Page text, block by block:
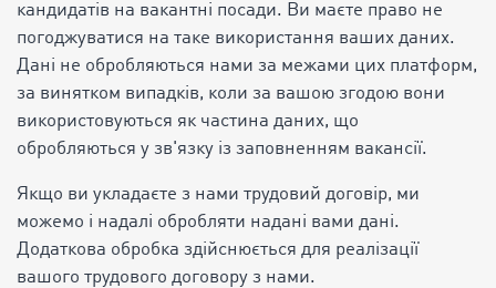
кандидатів на вакантні посади. Ви маєте право не
погоджуватися на таке використання ваших даних.
Дані не обробляються нами за межами цих платформ,
за винятком випадків, коли за вашою згодою вони
використовуються як частина даних, що
обробляються у зв'язку із заповненням вакансії.
Якщо ви укладаєте з нами трудовий договір, ми
можемо і надалі обробляти надані вами дані.
Додаткова обробка здійснюється для реалізації
вашого трудового договору з нами.